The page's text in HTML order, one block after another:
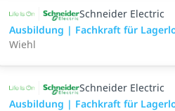
Schneider Electric
Ausbildung | Fachkraft für
Wiehl
Schneider Electric
Ausbildung | Fachkraft für